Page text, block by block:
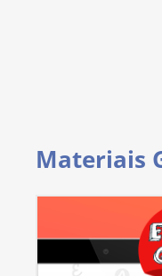
Materiais